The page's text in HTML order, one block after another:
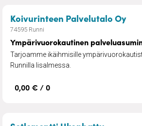
Koivurinteen Palvelutalo Oy–
74595 Runni
Ympärivuorokautinen
Tarjoamme ikäihmisille
Runnilla Iisalmessa.
0,00 € / 0